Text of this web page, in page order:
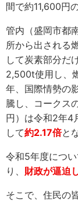
間で約11,600円
管内（盛岡市都
所から出される
して炭素部分だ
2,500t使用し、
年、国際情勢の
騰し、コークス
円）は令和2年4
して約2.17倍と
令和5年度につ
り、 財政が逼迫
そこで、住民の